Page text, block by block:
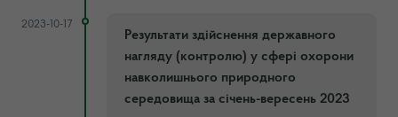
2023-10-17
Результати здійснення державного
нагляду (контролю) у сфері охорони
навколишнього природного
середовища за січень-вересень 2023